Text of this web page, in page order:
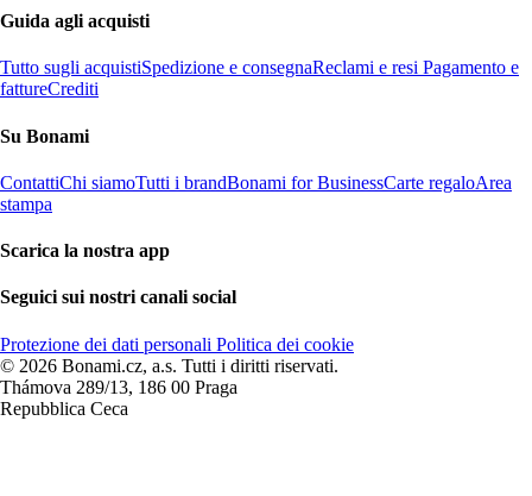
Guida agli acquisti
Tutto sugli acquistiSpedizione e consegnaReclami e resi Pagamento e
fattureCrediti
Su Bonami
ContattiChi siamoTutti i brandBonami for BusinessCarte regaloArea
stampa
Scarica la nostra app
Seguici sui nostri canali social
Protezione dei dati personali Politica dei cookie
© 2026 Bonami.cz, a.s. Tutti i diritti riservati.
Thámova 289/13, 186 00 Praga
Repubblica Ceca